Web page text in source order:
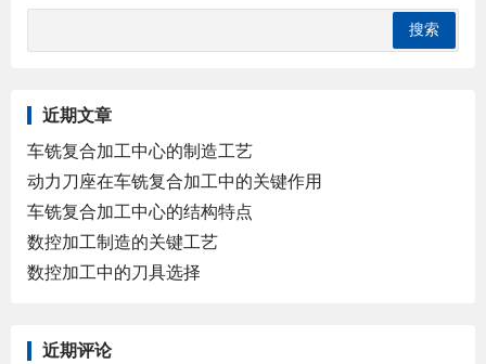
近期文章
车铣复合加工中心的制造工艺
动力刀座在车铣复合加工中的关键作用
车铣复合加工中心的结构特点
数控加工制造的关键工艺
数控加工中的刀具选择
近期评论